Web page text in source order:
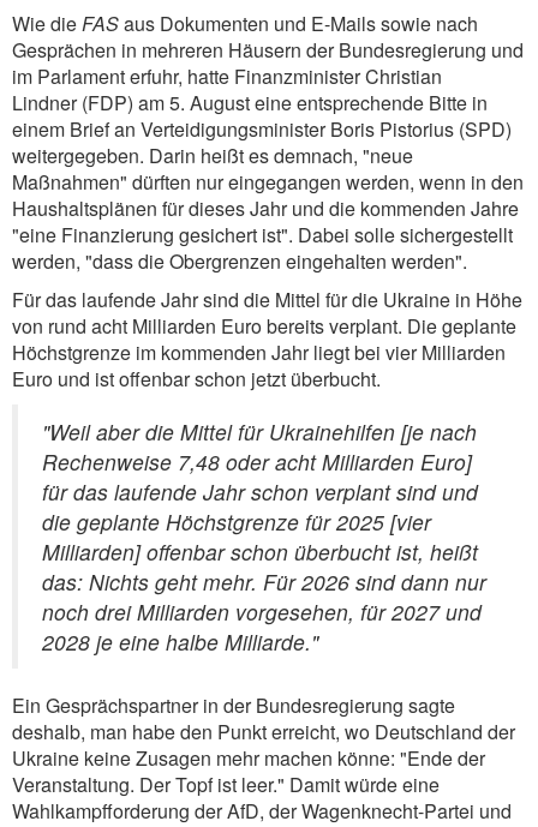
Wie dieFASaus Dokumenten und E-Mails sowie nach
Gesprächen in mehreren Häusern der Bundesregierung und
im Parlament erfuhr, hatte Finanzminister Christian
Lindner (FDP) am 5. August eine entsprechende Bitte in
einem Brief an Verteidigungsminister Boris Pistorius (SPD)
weitergegeben. Darin heißt es demnach, "neue
Maßnahmen" dürften nur eingegangen werden, wenn in den
Haushaltsplänen für dieses Jahr und die kommenden Jahre
"eine Finanzierung gesichert ist". Dabei solle sichergestellt
werden, "dass die Obergrenzen eingehalten werden".
Für das laufende Jahr sind die Mittel für die Ukraine in Höhe
von rund acht Milliarden Euro bereits verplant. Die geplante
Höchstgrenze im kommenden Jahr liegt bei vier Milliarden
Euro und ist offenbar schon jetzt überbucht.
"Weil aber die Mittel für Ukrainehilfen [je nach
Rechenweise 7,48 oder acht Milliarden Euro]
für das laufende Jahr schon verplant sind und
die geplante Höchstgrenze für 2025 [vier
Milliarden] offenbar schon überbucht ist, heißt
das: Nichts geht mehr. Für 2026 sind dann nur
noch drei Milliarden vorgesehen, für 2027 und
2028 je eine halbe Milliarde."
Ein Gesprächspartner in der Bundesregierung sagte
deshalb, man habe den Punkt erreicht, wo Deutschland der
Ukraine keine Zusagen mehr machen könne: "Ende der
Veranstaltung. Der Topf ist leer." Damit würde eine
Wahlkampfforderung der AfD, der Wagenknecht-Partei und